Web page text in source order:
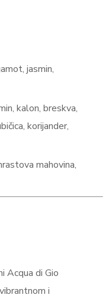
jasmin,
kalon, breskva,
korijander,
mahovina,
Acqua di Gio
i